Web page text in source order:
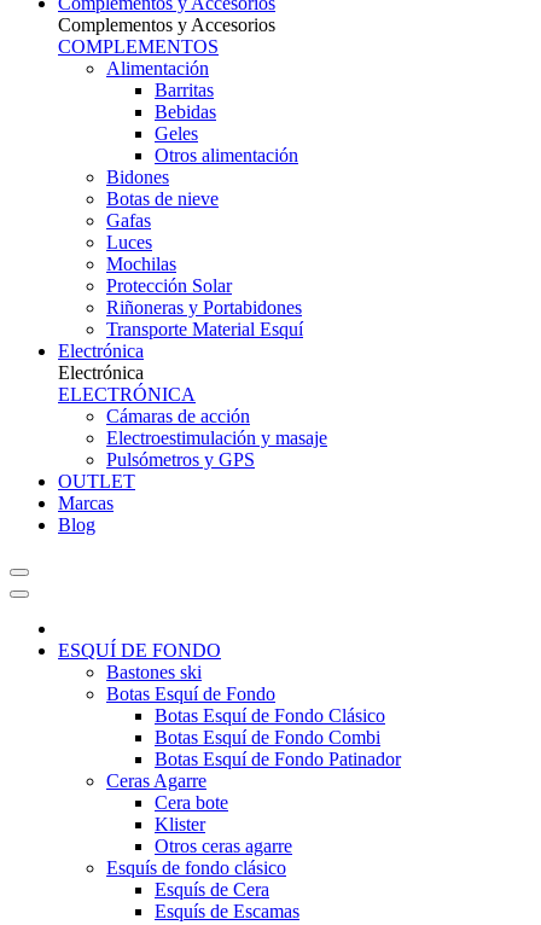
Complementos y Accesorios
COMPLEMENTOS
Alimentación
Barritas
Bebidas
Geles
Otros alimentación
Bidones
Botas de nieve
Gafas
Luces
Mochilas
Protección Solar
Riñoneras y Portabidones
Transporte Material Esquí
Electrónica
Electrónica
ELECTRÓNICA
Cámaras de acción
Electroestimulación y masaje
Pulsómetros y GPS
OUTLET
Marcas
Blog
ESQUÍ DE FONDO
Bastones ski
Botas Esquí de Fondo
Botas Esquí de Fondo Clásico
Botas Esquí de Fondo Combi
Botas Esquí de Fondo Patinador
Ceras Agarre
Cera bote
Klister
Otros ceras agarre
Esquís de fondo clásico
Esquís de Cera
Esquís de Escamas